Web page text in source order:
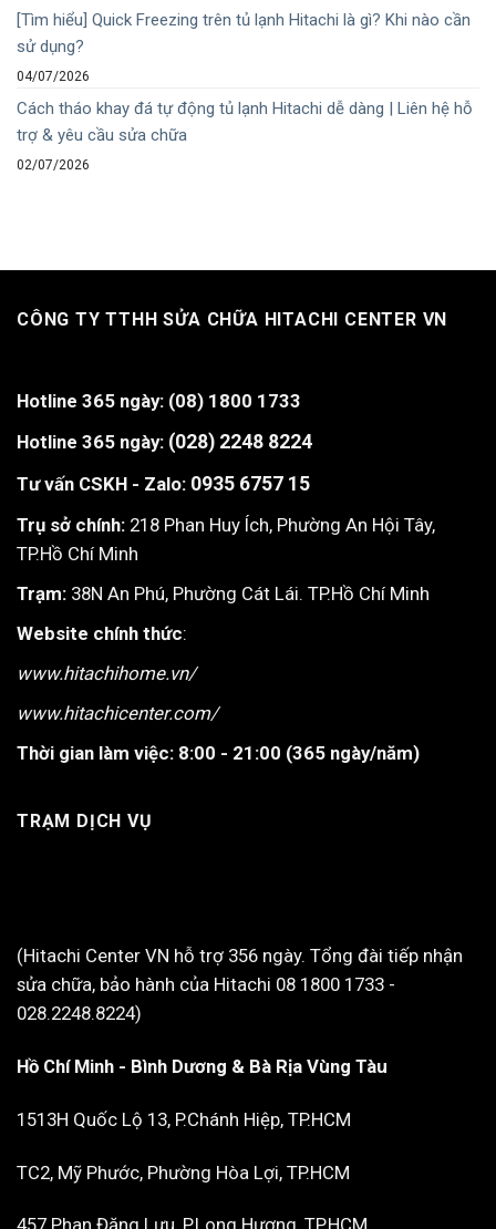
[Tìm hiểu] Quick Freezing trên tủ lạnh Hitachi là gì? Khi nào cần
sử dụng?
04/07/2026
Cách tháo khay đá tự động tủ lạnh Hitachi dễ dàng | Liên hệ hỗ
trợ & yêu cầu sửa chữa
02/07/2026
CÔNG TY TTHH SỬA CHỮA HITACHI CENTER VN
Hotline 365 ngày: (08) 1800 1733
Hotline 365 ngày: (028) 2248 8224
Tư vấn CSKH - Zalo: 0935 6757 15
Trụ sở chính: 218 Phan Huy Ích, Phường An Hội Tây,
TP.Hồ Chí Minh
Trạm: 38N An Phú, Phường Cát Lái. TP.Hồ Chí Minh
Website chính thức:
www.hitachihome.vn/
www.hitachicenter.com/
Thời gian làm việc: 8:00 - 21:00 (365 ngày/năm)
TRẠM DỊCH VỤ
(Hitachi Center VN hỗ trợ 356 ngày. Tổng đài tiếp nhận
sửa chữa, bảo hành của Hitachi 08 1800 1733 -
028.2248.8224)
Hồ Chí Minh - Bình Dương & Bà Rịa Vùng Tàu
1513H Quốc Lộ 13, P.Chánh Hiệp, TP.HCM
TC2, Mỹ Phước, Phường Hòa Lợi, TP.HCM